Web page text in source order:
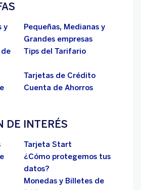
y
Pequeñas, Medianas y
Grandes empresas
Tips del Tarifario
Tarjetas de Crédito
Cuenta de Ahorros
DE INTERÉS
Tarjeta Start
¿Cómo protegemos tus
datos?
Monedas y Billetes de